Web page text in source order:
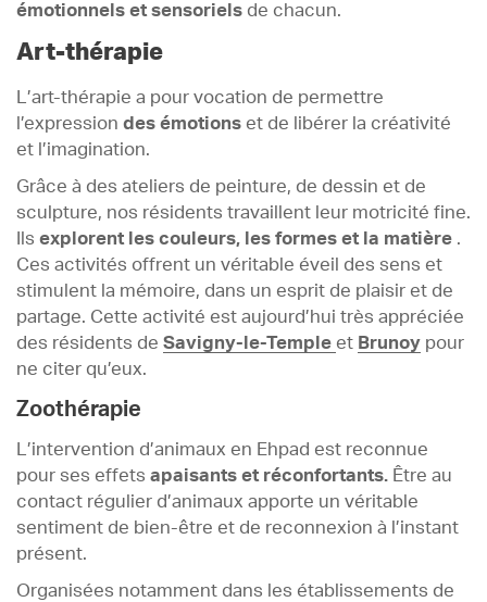
émotionnels et sensoriels de chacun.
Art-thérapie
L’art-thérapie a pour vocation de permettre
l’expression des émotions et de libérer la créativité
et l’imagination.
Grâce à des ateliers de peinture, de dessin et de
sculpture, nos résidents travaillent leur motricité fine.
Ils explorent les couleurs, les formes et la matière .
Ces activités offrent un véritable éveil des sens et
stimulent la mémoire, dans un esprit de plaisir et de
partage. Cette activité est aujourd’hui très appréciée
des résidents de Savigny-le-Temple et Brunoy pour
ne citer qu’eux.
Zoothérapie
L’intervention d’animaux en Ehpad est reconnue
pour ses effets apaisants et réconfortants. Être au
contact régulier d’animaux apporte un véritable
sentiment de bien-être et de reconnexion à l’instant
présent.
Organisées notamment dans les établissements de